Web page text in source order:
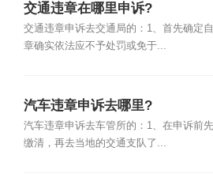
交通违章在哪里申诉?
交通违章申诉去交通局的：1、首先确定
章确实依法应不予处罚或免于...
汽车违章申诉去哪里?
汽车违章申诉去车管所的：1、在申诉前
缴清，再去当地的交通支队了...